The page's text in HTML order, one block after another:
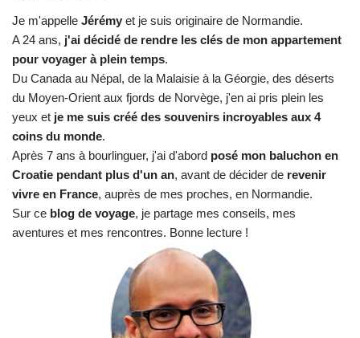
Je m'appelle Jérémy et je suis originaire de Normandie.
A 24 ans, j'ai décidé de rendre les clés de mon appartement
pour voyager à plein temps.
Du Canada au Népal, de la Malaisie à la Géorgie, des déserts
du Moyen-Orient aux fjords de Norvège, j'en ai pris plein les
yeux et je me suis créé des souvenirs incroyables aux 4
coins du monde.
Après 7 ans à bourlinguer, j'ai d'abord posé mon baluchon en
Croatie pendant plus d'un an, avant de décider de revenir
vivre en France, auprès de mes proches, en Normandie.
Sur ce blog de voyage, je partage mes conseils, mes
aventures et mes rencontres. Bonne lecture !